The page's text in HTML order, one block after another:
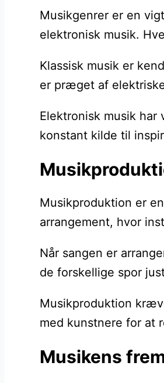
Musikgenrer er en
elektronisk musik.
Klassisk musik er
er præget af
Elektronisk musik
konstant kilde til
Musikproduktion er
arrangement, hvor
Når sangen er
de forskellige spor
Musikproduktion
med kunstnere for at
Musikens